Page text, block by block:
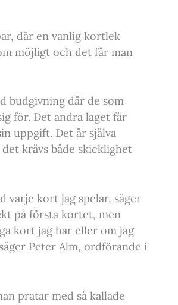
där en vanlig kortlek
möjligt och det får man
budgivning där de som
för. Det andra laget får
uppgift. Det är själva
krävs både skicklighet
varje kort jag spelar, säger
på första kortet, men
kort jag har eller om jag
Peter Alm, ordförande i
pratar med så kallade